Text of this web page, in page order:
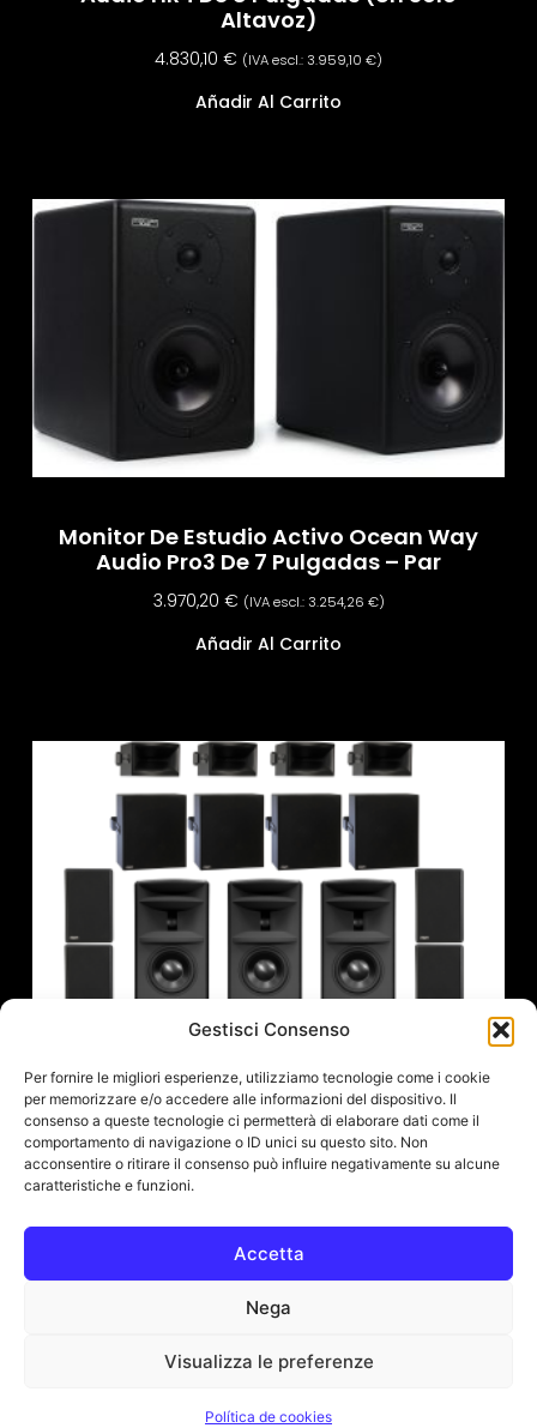
Gestisci Consenso
Per fornire le migliori esperienze, utilizziamo tecnologie come i cookie
per memorizzare e/o accedere alle informazioni del dispositivo. Il
consenso a queste tecnologie ci permetterà di elaborare dati come il
comportamento di navigazione o ID unici su questo sito. Non
acconsentire o ritirare il consenso può influire negativamente su alcune
caratteristiche e funzioni.
Accetta
Nega
Visualizza le preferenze
Política de cookies
Altavoz)
4.830,10 € (IVA escl.:3.959,10 €)
Añadir Al Carrito
Monitor De Estudio Activo Ocean Way
Audio Pro3 De 7 Pulgadas – Par
3.970,20 € (IVA escl.:3.254,26 €)
Añadir Al Carrito
Ocean Way Audio 9.1.4: Sistema De
Monitores De Estudio Con Audio Inmersivo
© All Rights Reserved. Smart Audio Solution s.r.l. IT 04879950279